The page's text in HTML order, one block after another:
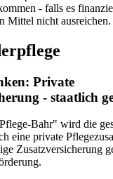
- falls es
Mittel nicht ausreichen.
Private
- staatlich
Bahr" wird die
eine private
Zusatzversicherung